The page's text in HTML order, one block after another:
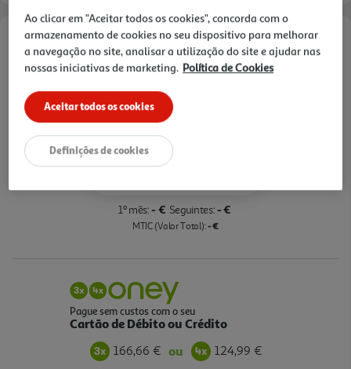
preparações em simultâneo. Inclui controlo tátil
LED, 1 nível de rail telescópico, grelha, tabuleiro
univ ersal e tabuleiro Air Fry/grelhar. Uma opção
encastre moderno, eficiente e fácil de manter.
Opções de Financiamento
TAEG: 18,4%
Pague com o seu
Cartão Oney Auchan
saiba mais >
1º mês:- € Seguintes:- €
MTIC (Valor Total):- €
Pague sem custos com o seu
Cartão de Débito ou Crédito
166,66 € ou 124,99 €
Ao clicar em "Aceitar todos os cookies", concorda com o
armazenamento de cookies no seu dispositivo para melhorar
a navegação no site, analisar a utilização do site e ajudar nas
nossas iniciativas de marketing. Política de Cookies
Aceitar todos os cookies
Definições de cookies